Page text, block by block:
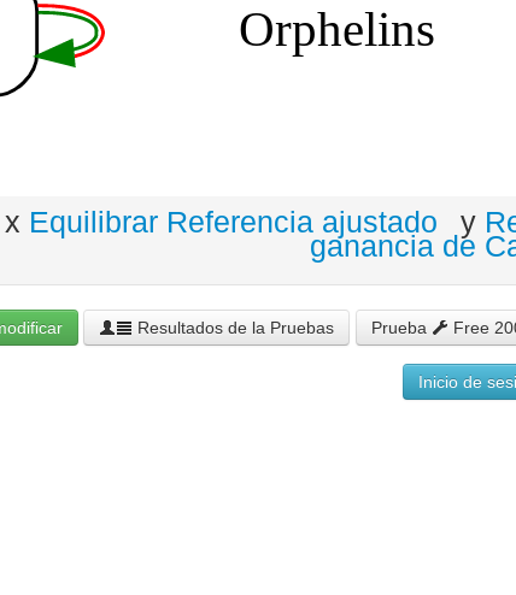
x Equilibrar Referencia ajustado y
ganancia de
Resultados de la Pruebas Prueba Free
Inicio de